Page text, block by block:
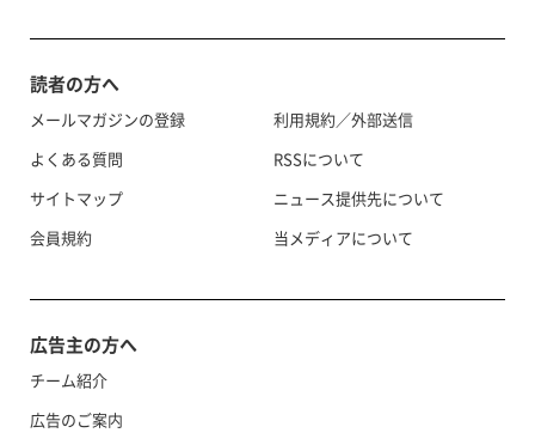
読者の方へ
メールマガジンの登録
よくある質問
サイトマップ
会員規約
利用規約／外部送信
RSSについて
ニュース提供先について
当メディアについて
広告主の方へ
チーム紹介
広告のご案内